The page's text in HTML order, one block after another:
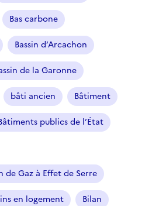
Bas carbone
Bassin d’Arcachon
de la Garonne
bâti ancien Bâtiment
publics de l’État
de Gaz à Effet de Serre
en logement Bilan